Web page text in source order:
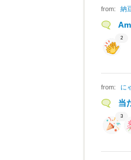
from: 納
2
from: に
当
3